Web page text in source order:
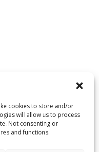
cookies to store and/or
will allow us to process
Not consenting or
and functions.